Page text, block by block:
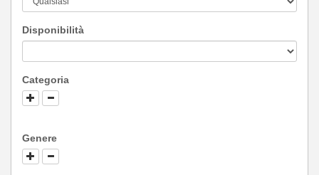
Disponibilità
Categoria
Genere